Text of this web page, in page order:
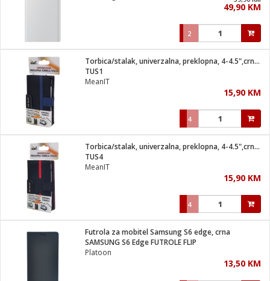
49,90 KM
2
Torbica/stalak, univerzalna, preklopna, 4-4.5",crno/plava
TUS1
MeanIT
15,90 KM
4
Torbica/stalak, univerzalna, preklopna, 4-4.5",crno/crvena
TUS4
MeanIT
15,90 KM
4
Futrola za mobitel Samsung S6 edge, crna
SAMSUNG S6 Edge FUTROLE FLIP
Platoon
13,50 KM